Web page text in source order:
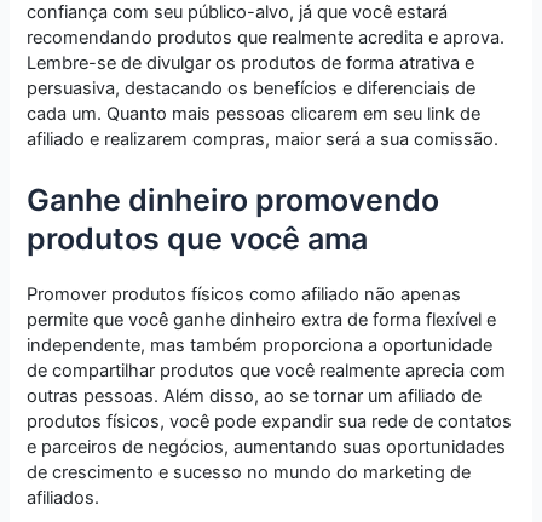
confiança com seu público-alvo, já que você estará
recomendando produtos que realmente acredita e aprova.
Lembre-se de divulgar os produtos de forma atrativa e
persuasiva, destacando os benefícios e diferenciais de
cada um. Quanto mais pessoas clicarem em seu link de
afiliado e realizarem compras, maior será a sua comissão.
Ganhe dinheiro promovendo
produtos que você ama
Promover produtos físicos como afiliado não apenas
permite que você ganhe dinheiro extra de forma flexível e
independente, mas também proporciona a oportunidade
de compartilhar produtos que você realmente aprecia com
outras pessoas. Além disso, ao se tornar um afiliado de
produtos físicos, você pode expandir sua rede de contatos
e parceiros de negócios, aumentando suas oportunidades
de crescimento e sucesso no mundo do marketing de
afiliados.